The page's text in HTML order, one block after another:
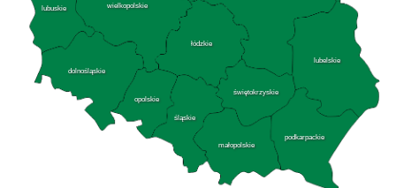
lubuskie wielkopolskie
dolnośląskie
łódzkie
lubelskie
opolskie
śląskie
świętokrzyskie
małopolskie
podkarpackie